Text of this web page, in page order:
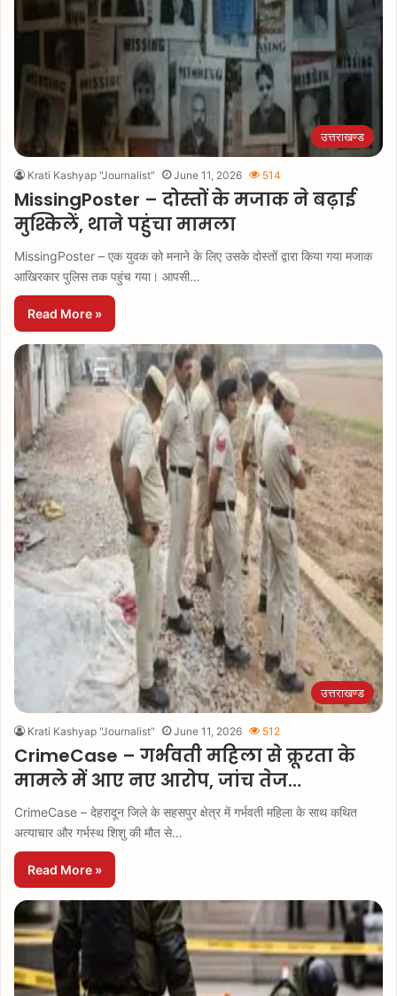
उत्तराखण्ड
Krati Kashyap "Journalist" June 11, 2026 514
MissingPoster – दोस्तों के मजाक ने बढ़ाई
मुश्किलें, थाने पहुंचा मामला
MissingPoster – एक युवक को मनाने के लिए उसके दोस्तों द्वारा किया गया मजाक
आखिरकार पुलिस तक पहुंच गया। आपसी…
Read More »
उत्तराखण्ड
Krati Kashyap "Journalist" June 11, 2026 512
CrimeCase – गर्भवती महिला से क्रूरता के
मामले में आए नए आरोप, जांच तेज…
CrimeCase – देहरादून जिले के सहसपुर क्षेत्र में गर्भवती महिला के साथ कथित
अत्याचार और गर्भस्थ शिशु की मौत से…
Read More »